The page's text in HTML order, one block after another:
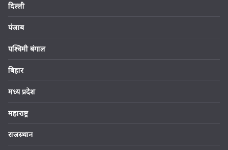
दिल्ली
पंजाब
पश्चिमी बंगाल
बिहार
मध्य प्रदेश
महाराष्ट्र
राजस्थान